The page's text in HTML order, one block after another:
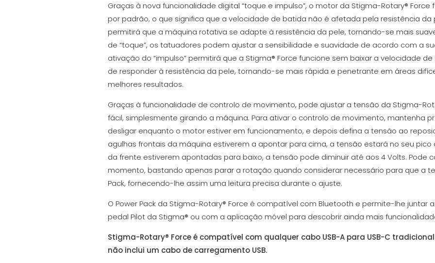
Graças à nova funcionalidade digital “toque e impulso”, o motor da Stigma-Rotary®
por padrão, o que significa que a velocidade de batida não é afetada pela resistência da
permitirá que a máquina rotativa se adapte à resistência da pele, tornando-se mais
de “toque”, os tatuadores podem ajustar a sensibilidade e suavidade de acordo com a
ativação do “impulso” permitirá que a Stigma® Force funcione sem baixar a velocidade
de responder à resistência da pele, tornando-se mais rápida e penetrante em áreas
melhores resultados.
Graças à funcionalidade de controlo de movimento, pode ajustar a tensão da Stigma-
fácil, simplesmente girando a máquina. Para ativar o controlo de movimento, mantenha
desligar enquanto o motor estiver em funcionamento, e depois defina a tensão ao
agulhas frontais da máquina estiverem a apontar para cima, a tensão estará no seu pico
da frente estiverem apontadas para baixo, a tensão pode diminuir até aos 4 Volts. Pode
momento, bastando apenas parar a rotação quando considerar necessário para que a
Pack, fornecendo-lhe assim uma leitura precisa durante o ajuste.
O Power Pack da Stigma-Rotary® Force é compatível com Bluetooth e permite-lhe juntar
pedal Pilot da Stigma® ou com a aplicação móvel para descobrir ainda mais
Stigma-Rotary® Force é compatível com qualquer cabo USB-A para USB-C
não inclui um cabo de carregamento USB.